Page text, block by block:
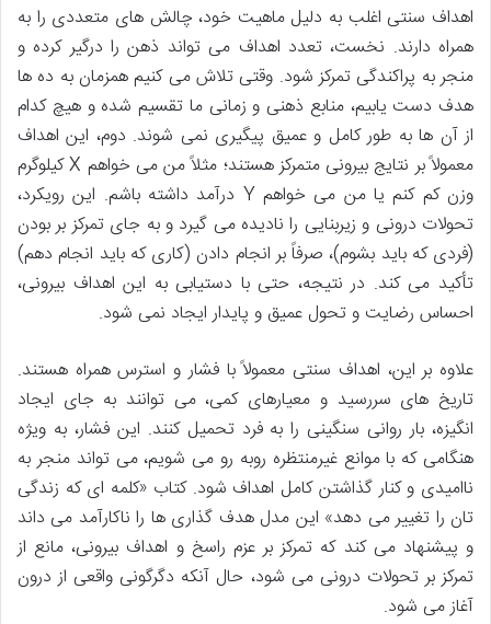
اهداف سنتی اغلب به دلیل ماهیت خود، چالش های متعددی را به
همراه دارند. نخست، تعدد اهداف می تواند ذهن را درگیر کرده و
منجر به پراکندگی تمرکز شود. وقتی تلاش می کنیم همزمان به ده ها
هدف دست یابیم، منابع ذهنی و زمانی ما تقسیم شده و هیچ کدام
از آن ها به طور کامل و عمیق پیگیری نمی شوند. دوم، این اهداف
معمولاً بر نتایج بیرونی متمرکز هستند؛ مثلاً من می خواهم X کیلوگرم
وزن کم کنم یا من می خواهم Y درآمد داشته باشم. این رویکرد،
تحولات درونی و زیربنایی را نادیده می گیرد و به جای تمرکز بر بودن
(فردی که باید بشوم)، صرفاً بر انجام دادن (کاری که باید انجام دهم)
تأکید می کند. در نتیجه، حتی با دستیابی به این اهداف بیرونی،
احساس رضایت و تحول عمیق و پایدار ایجاد نمی شود.
علاوه بر این، اهداف سنتی معمولاً با فشار و استرس همراه هستند.
تاریخ های سررسید و معیارهای کمی، می توانند به جای ایجاد
انگیزه، بار روانی سنگینی را به فرد تحمیل کنند. این فشار، به ویژه
هنگامی که با موانع غیرمنتظره روبه رو می شویم، می تواند منجر به
ناامیدی و کنار گذاشتن کامل اهداف شود. کتاب «کلمه ای که زندگی
تان را تغییر می دهد» این مدل هدف گذاری ها را ناکارآمد می داند
و پیشنهاد می کند که تمرکز بر عزم راسخ و اهداف بیرونی، مانع از
تمرکز بر تحولات درونی می شود، حال آنکه دگرگونی واقعی از درون
آغاز می شود.